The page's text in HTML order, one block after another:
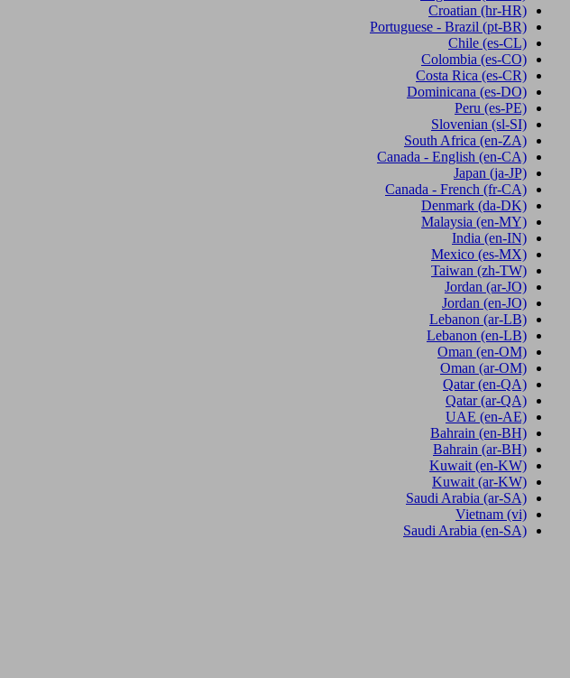
Croatian (hr-HR)
Portuguese - Brazil (pt-BR)
Chile (es-CL)
Colombia (es-CO)
Costa Rica (es-CR)
Dominicana (es-DO)
Peru (es-PE)
Slovenian (sl-SI)
South Africa (en-ZA)
Canada - English (en-CA)
Japan (ja-JP)
Canada - French (fr-CA)
Denmark (da-DK)
Malaysia (en-MY)
India (en-IN)
Mexico (es-MX)
Taiwan (zh-TW)
Jordan (ar-JO)
Jordan (en-JO)
Lebanon (ar-LB)
Lebanon (en-LB)
Oman (en-OM)
Oman (ar-OM)
Qatar (en-QA)
Qatar (ar-QA)
UAE (en-AE)
Bahrain (en-BH)
Bahrain (ar-BH)
Kuwait (en-KW)
Kuwait (ar-KW)
Saudi Arabia (ar-SA)
Vietnam (vi)
Saudi Arabia (en-SA)